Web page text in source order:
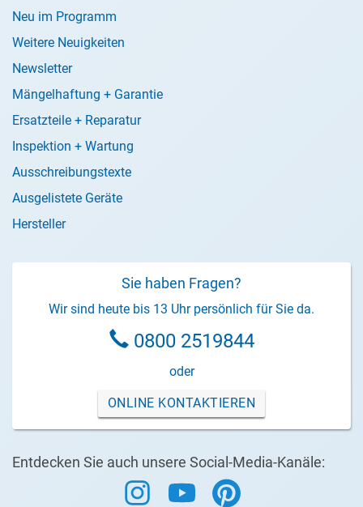
Neu im Programm
Weitere Neuigkeiten
Newsletter
Mängelhaftung + Garantie
Ersatzteile + Reparatur
Inspektion + Wartung
Ausschreibungstexte
Ausgelistete Geräte
Hersteller
Sie haben Fragen?
Wir sind heute bis 13 Uhr persönlich für Sie da.
0800 2519844
oder
ONLINE KONTAKTIEREN
Entdecken Sie auch unsere Social-Media-Kanäle: